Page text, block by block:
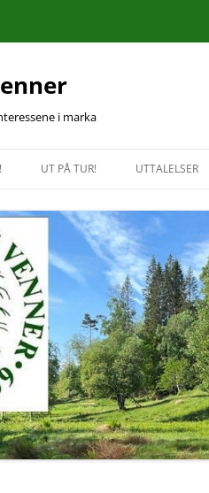
i marka
UT PÅ TUR! UTTALELSER
UTTALELSER
UTTALELSER
UTTALELSER
UTTALELSER
UTTALELSER
UTTALELSER